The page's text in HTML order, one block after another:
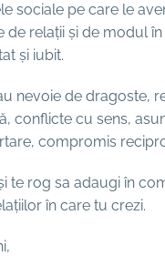
sociale pe care le
de relații și de modul
și iubit.
nevoie de dragoste,
conflicte cu sens,
compromis
te rog sa adaugi în
în care tu crezi.